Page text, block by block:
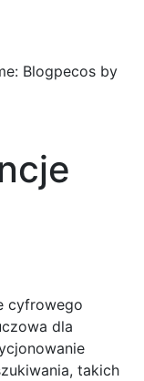
Blogpecos by
cyfrowego
dla
takich